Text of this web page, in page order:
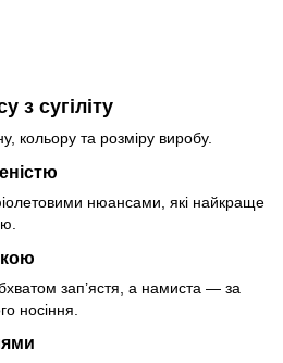
з сугіліту
кольору та розміру виробу.
нюансами, які найкраще
зап’ястя, а намиста — за
носіння.